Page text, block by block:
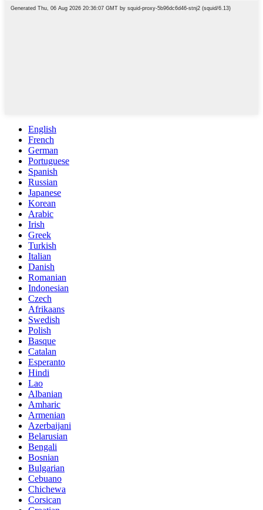
English
French
German
Portuguese
Spanish
Russian
Japanese
Korean
Arabic
Irish
Greek
Turkish
Italian
Danish
Romanian
Indonesian
Czech
Afrikaans
Swedish
Polish
Basque
Catalan
Esperanto
Hindi
Lao
Albanian
Amharic
Armenian
Azerbaijani
Belarusian
Bengali
Bosnian
Bulgarian
Cebuano
Chichewa
Corsican